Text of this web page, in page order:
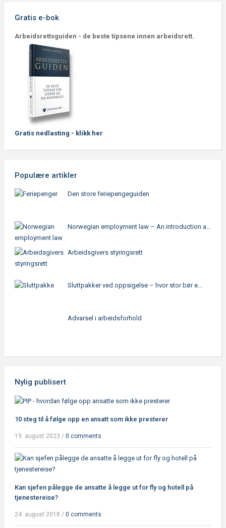
Gratis e-bok
Arbeidsrettsguiden - de beste tipsene innen arbeidsrett.
Gratis nedlasting - klikk her
Populære artikler
Den store feriepengeguiden
Norwegian employment law – An introduction a...
Arbeidsgivers styringsrett
Sluttpakker ved oppsigelse – hvor stor bør e...
Advarsel i arbeidsforhold
Nylig publisert
10 steg til å følge opp en ansatt som ikke presterer
19. august 2023 / 0 comments
Kan sjefen pålegge de ansatte å legge ut for fly og hotell på
tjenestereise?
24. august 2018 / 0 comments